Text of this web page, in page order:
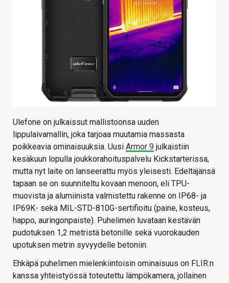
Ulefone on julkaissut mallistoonsa uuden
lippulaivamallin, joka tarjoaa muutamia massasta
poikkeavia ominaisuuksia. Uusi Armor 9 julkaistiin
kesäkuun lopulla joukkorahoituspalvelu Kickstarterissa,
mutta nyt laite on lanseerattu myös yleisesti. Edeltäjänsä
tapaan se on suunniteltu kovaan menoon, eli TPU-
muovista ja alumiinista valmistettu rakenne on IP68- ja
IP69K- sekä MIL-STD-810G-sertifioitu (paine, kosteus,
happo, auringonpaiste). Puhelimen luvataan kestävän
pudotuksen 1,2 metristä betonille sekä vuorokauden
upotuksen metrin syvyydelle betoniin.
Ehkäpä puhelimen mielenkiintoisin ominaisuus on FLIR:n
kanssa yhteistyössä toteutettu lämpökamera, jollainen